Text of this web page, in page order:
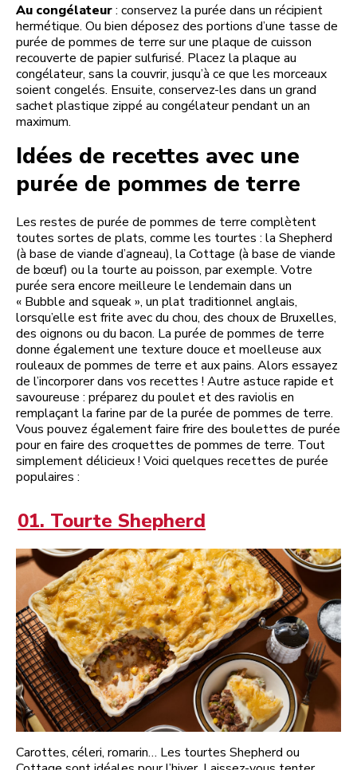
Au congélateur: conservez la purée dans un récipient
hermétique. Ou bien déposez des portions d’une tasse de
purée de pommes de terre sur une plaque de cuisson
recouverte de papier sulfurisé. Placez la plaque au
congélateur, sans la couvrir, jusqu’à ce que les morceaux
soient congelés. Ensuite, conservez-les dans un grand
sachet plastique zippé au congélateur pendant un an
maximum.
Idées de recettes avec une
purée de pommes de terre
Les restes de purée de pommes de terre complètent
toutes sortes de plats, comme les tourtes : la Shepherd
(à base de viande d’agneau), la Cottage (à base de viande
de bœuf) ou la tourte au poisson, par exemple. Votre
purée sera encore meilleure le lendemain dans un
« Bubble and squeak », un plat traditionnel anglais,
lorsqu’elle est frite avec du chou, des choux de Bruxelles,
des oignons ou du bacon. La purée de pommes de terre
donne également une texture douce et moelleuse aux
rouleaux de pommes de terre et aux pains. Alors essayez
de l’incorporer dans vos recettes ! Autre astuce rapide et
savoureuse : préparez du poulet et des raviolis en
remplaçant la farine par de la purée de pommes de terre.
Vous pouvez également faire frire des boulettes de purée
pour en faire des croquettes de pommes de terre. Tout
simplement délicieux ! Voici quelques recettes de purée
populaires :
01. Tourte Shepherd
Carottes, céleri, romarin… Les tourtes Shepherd ou